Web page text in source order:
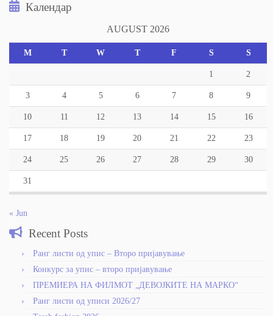
Календар
AUGUST 2026
M T W T F S S
1 2
3 4 5 6 7 8 9
10 11 12 13 14 15 16
17 18 19 20 21 22 23
24 25 26 27 28 29 30
31
« Jun
Recent Posts
Ранг листи од упис – Второ пријавување
Конкурс за упис – второ пријавување
ПРЕМИЕРА НА ФИЛМОТ „ДЕВОЈКИТЕ НА МАРКО“
Ранг листи од уписи 2026/27